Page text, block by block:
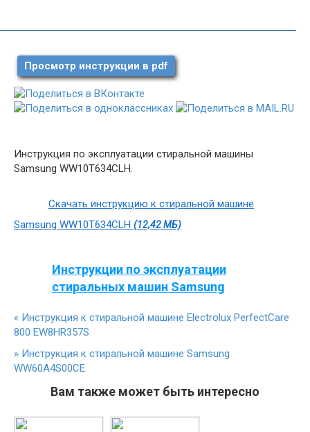
Просмотр инструкции в pdf
Инструкция по эксплуатации стиральной машины
Samsung WW10T634CLH.
Скачать инструкцию к стиральной машине
Samsung WW10T634CLH (12,42 МБ)
Инструкции по эксплуатации
стиральных машин Samsung
« Инструкция к стиральной машине Electrolux PerfectCare
800 EW8HR357S
» Инструкция к стиральной машине Samsung
WW60A4S00CE
Вам также может быть интересно